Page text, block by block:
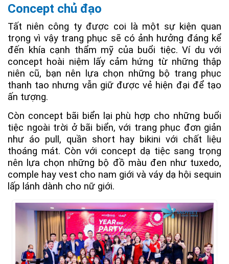
Concept chủ đạo
Tất niên công ty được coi là một sự kiện quan
trọng vì vậy trang phục sẽ có ảnh hưởng đáng kể
đến khía cạnh thẩm mỹ của buổi tiệc. Ví du với
concept hoài niệm lấy cảm hứng từ những thập
niên cũ, bạn nên lựa chọn những bộ trang phục
thanh tao nhưng vẫn giữ được vẻ hiện đại để tạo
ấn tượng.
Còn concept bãi biển lại phù hợp cho những buổi
tiệc ngoài trời ở bãi biển, với trang phục đơn giản
như áo pull, quần short hay bikini với chất liệu
thoáng mát. Còn với concept dạ tiệc sang trọng
nên lựa chọn những bộ đồ màu đen như tuxedo,
comple hay vest cho nam giới và váy dạ hội sequin
lấp lánh dành cho nữ giới.